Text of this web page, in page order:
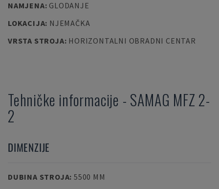
NAMJENA: GLODANJE
LOKACIJA: NJEMAČKA
VRSTA STROJA: HORIZONTALNI OBRADNI CENTAR
Tehničke informacije - SAMAG MFZ 2-
2
DIMENZIJE
DUBINA STROJA: 5500 MM